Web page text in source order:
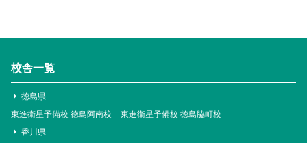
校舎一覧
徳島県
東進衛星予備校 徳島阿南校
東進衛星予備校 徳島脇町校
香川県